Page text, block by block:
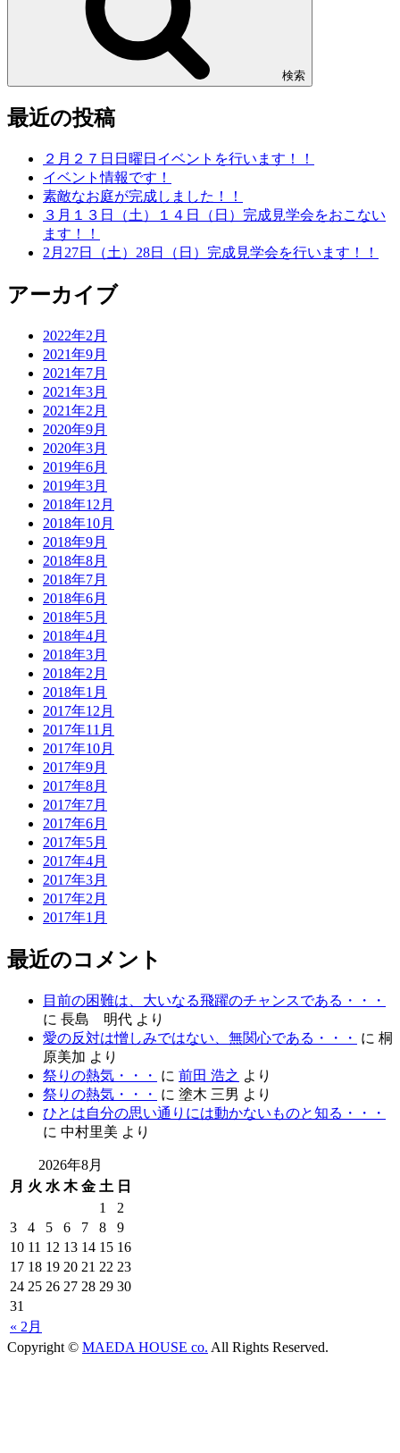
検索
最近の投稿
２月２７日日曜日イベントを行います！！
イベント情報です！
素敵なお庭が完成しました！！
３月１３日（土）１４日（日）完成見学会をおこない
ます！！
2月27日（土）28日（日）完成見学会を行います！！
アーカイブ
2022年2月
2021年9月
2021年7月
2021年3月
2021年2月
2020年9月
2020年3月
2019年6月
2019年3月
2018年12月
2018年10月
2018年9月
2018年8月
2018年7月
2018年6月
2018年5月
2018年4月
2018年3月
2018年2月
2018年1月
2017年12月
2017年11月
2017年10月
2017年9月
2017年8月
2017年7月
2017年6月
2017年5月
2017年4月
2017年3月
2017年2月
2017年1月
最近のコメント
目前の困難は、大いなる飛躍のチャンスである・・・
に 長島 明代 より
愛の反対は憎しみではない、無関心である・・・
に 桐
原美加 より
祭りの熱気・・・
に 前田 浩之 より
祭りの熱気・・・
に 塗木 三男 より
ひとは自分の思い通りには動かないものと知る・・・
に 中村里美 より
2026年8月
月 火 水 木 金 土 日
« 2月
1
2
3
4 5 6 7 8
9
10 11 12 13 14 15 16
17 18 19 20 21 22 23
24 25 26 27 28 29 30
31
Copyright © MAEDA HOUSE co. All Rights Reserved.